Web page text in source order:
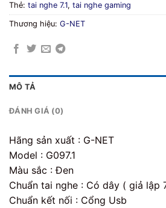
Thẻ: tai nghe 7.1, tai nghe gaming
Thương hiệu: G-NET
MÔ TẢ
ĐÁNH GIÁ (0)
Hãng sản xuất : G-NET
Model : G097.1
Màu sắc : Đen
Chuẩn tai nghe : Có dây ( giả lập
Chuẩn kết nối : Cổng Usb